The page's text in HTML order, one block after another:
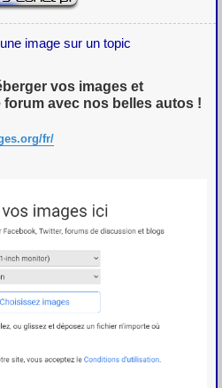
une image sur un topic
vos images et
avec nos belles autos !
fr/